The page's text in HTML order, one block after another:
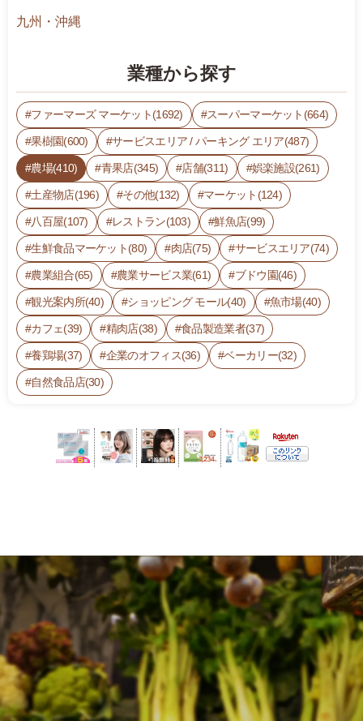
九州・沖縄
業種から探す
ファーマーズ マーケット(1692) スーパーマーケット(664)
果樹園(600) サービスエリア / パーキング エリア(487)
農場(410) 青果店(345) 店舗(311) 娯楽施設(261)
土産物店(196) その他(132) マーケット(124)
八百屋(107) レストラン(103) 鮮魚店(99)
生鮮食品マーケット(80) 肉店(75) サービスエリア(74)
農業組合(65) 農業サービス業(61) ブドウ園(46)
観光案内所(40) ショッピング モール(40) 魚市場(40)
カフェ(39) 精肉店(38) 食品製造業者(37)
養鶏場(37) 企業のオフィス(36) ベーカリー(32)
自然食品店(30)